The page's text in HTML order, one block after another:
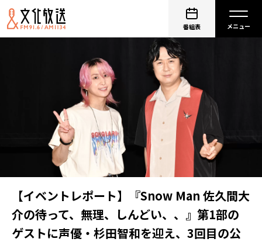
番組表
【イベントレポート】『Snow Man 佐久間大
介の待って、無理、しんどい、、』第1部の
ゲストに声優・杉田智和を迎え、3回目の公